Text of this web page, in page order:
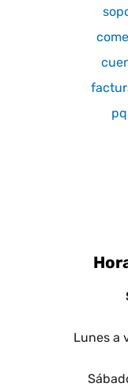
Lunes a